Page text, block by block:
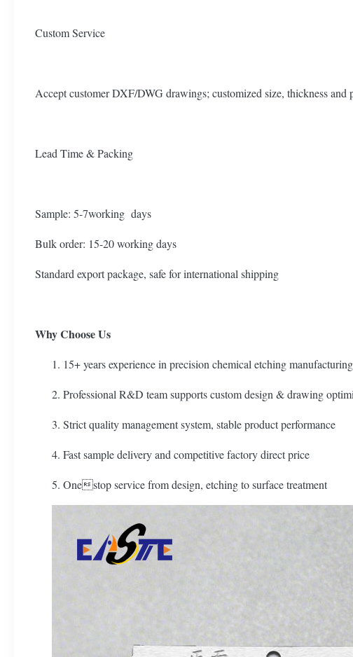
Custom Service
Accept customer DXF/DWG drawings; customized size, thickness and
Lead Time & Packing
Sample: 5-7working days
Bulk order: 15-20 working days
Standard export package, safe for international shipping
Why Choose Us
1. 15+ years experience in precision chemical etching manufacturing
2. Professional R&D team supports custom design & drawing
3. Strict quality management system, stable product performance
4. Fast sample delivery and competitive factory direct price
5. Onestop service from design, etching to surface treatment